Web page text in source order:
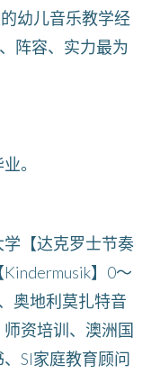
幼儿音乐教学经
阵容、实力最为
。
【达克罗士节奏
】0～
奥地利莫扎特音
资培训、澳洲国
SI家庭教育顾问